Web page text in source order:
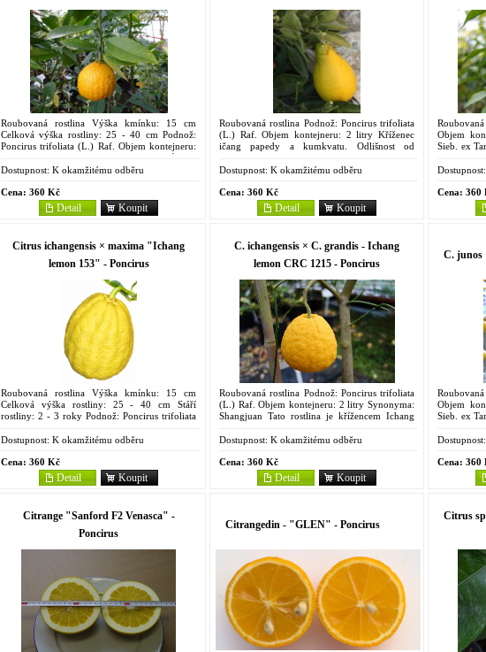
Roubovaná rostlina Výška kmínku: 15 cm
Celková výška rostliny: 25 - 40 cm Podnož:
Poncirus trifoliata (L.) Raf. Objem kontejneru:
2 litry Velmi dobrá a odolná odrůda s
fialovými...
Dostupnost: K okamžitému odběru
Cena: 360 Kč
Koupit
Detail
Roubovaná rostlina Podnož: Poncirus trifoliata
(L.) Raf. Objem kontejneru: 2 litry Kříženec
ičang papedy a kumkvatu. Odlišnost od
Dostupnost: K okamžitému odběru
Cena: 360 Kč
Koupit
Detail
Objem
Sieb. ex
N°1-754,
Dostupnost:
Cena: 360
Citrus ichangensis × maxima "Ichang
lemon 153" - Poncirus
Roubovaná rostlina Výška kmínku: 15 cm
Celková výška rostliny: 25 - 40 cm Stáří
rostliny: 2 - 3 roky Podnož: Poncirus trifoliata
Shangjuan...
Dostupnost: K okamžitému odběru
Cena: 360 Kč
Koupit
Detail
C. ichangensis × C. grandis - Ichang
lemon CRC 1215 - Poncirus
Roubovaná rostlina Podnož: Poncirus trifoliata
(L.) Raf. Objem kontejneru: 2 litry Synonyma:
Shangjuan Tato rostlina je křížencem Ichang
Vytváří keř...
Dostupnost: K okamžitému odběru
Cena: 360 Kč
Koupit
Detail
C. junos
Objem
Sieb. ex
N°1-754,
Dostupnost:
Cena: 360
Citrange "Sanford F2 Venasca" -
Poncirus
Citrangedin - "GLEN" - Poncirus
Citrus